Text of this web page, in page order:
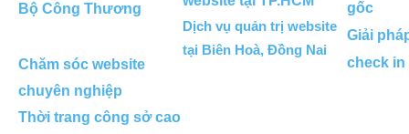
Bộ Công Thương
Chăm sóc website
chuyên nghiệp
Thời trang công sở cao
Dịch vụ quản trị website
tại Biên Hoà, Đồng Nai
gốc
Giải
check